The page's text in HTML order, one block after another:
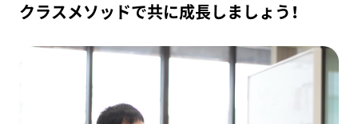
クラスメソッドで共に成長しましょう！